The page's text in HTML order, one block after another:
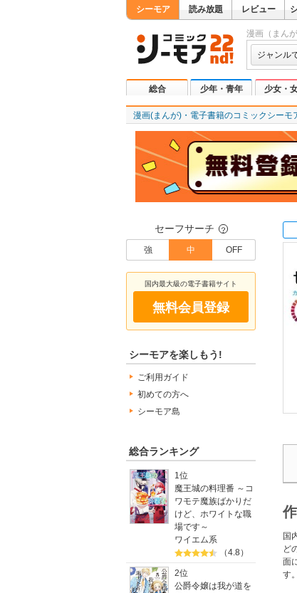
シーモア 読み放題 レビュー
漫画（まん
ジャンル
総合 少年・青年 少女・
漫画(まんが)・電子書籍のコミックシーモ
セーフサーチ ？
強 中 OFF
国内最大級の電子書籍サイト
無料会員登録
シーモアを楽しもう!
ご利用ガイド
初めての方へ
シーモア島
総合ランキング
1位
魔王城の料理番 ～コ
ワモテ魔族ばかりだ
けど、ホワイトな職
場です～
ワイエム系
（4.8）
2位
公爵令嬢は我が道を
国
ど
面
す。